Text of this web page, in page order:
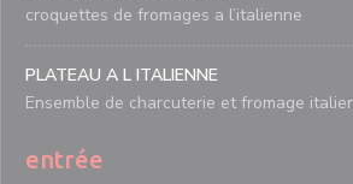
croquettes de fromages a l’italienne
PLATEAU A L ITALIENNE
Ensemble de charcuterie et fromage
entrée